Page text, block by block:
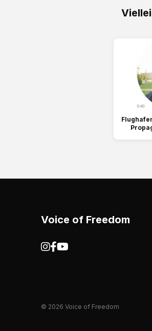
Voice of Freedom
© 2026 Voice of Freedom